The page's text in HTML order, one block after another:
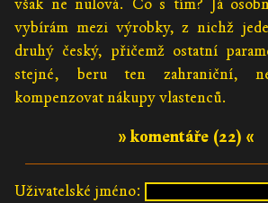
však ne nulová. Co s tím? Já
vybírám mezi výrobky, z nichž
druhý český, přičemž ostatní
stejné, beru ten zahraniční,
kompenzovat nákupy vlastenců.
» komentáře (22) «
Uživatelské jméno: